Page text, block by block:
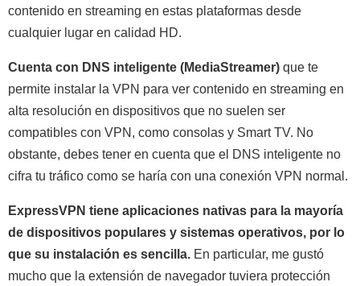
contenido en streaming en estas plataformas desde
cualquier lugar en calidad HD.
Cuenta con DNS inteligente (MediaStreamer) que te
permite instalar la VPN para ver contenido en streaming en
alta resolución en dispositivos que no suelen ser
compatibles con VPN, como consolas y Smart TV. No
obstante, debes tener en cuenta que el DNS inteligente no
cifra tu tráfico como se haría con una conexión VPN normal.
ExpressVPN tiene aplicaciones nativas para la mayoría
de dispositivos populares y sistemas operativos, por lo
que su instalación es sencilla. En particular, me gustó
mucho que la extensión de navegador tuviera protección